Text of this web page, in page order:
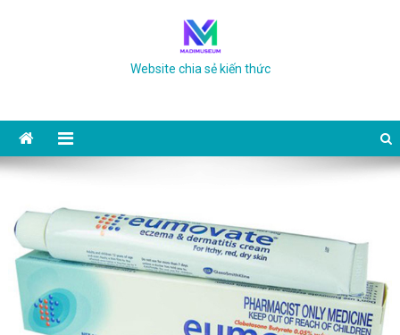
Website chia sẻ kiến thức